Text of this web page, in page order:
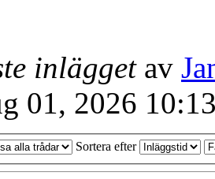
inlägget av
01, 2026
Sortera efter